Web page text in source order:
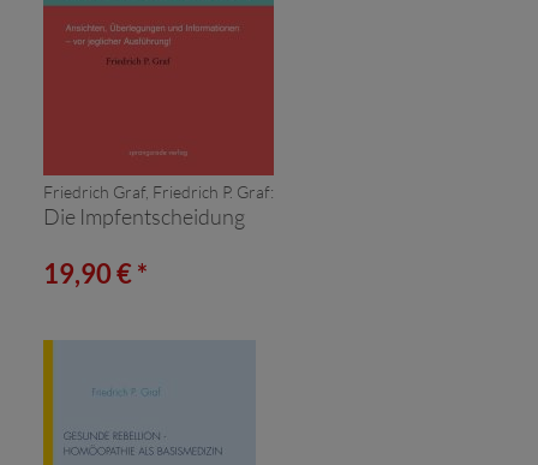
Friedrich Graf, Friedrich P. Graf:
Die Impfentscheidung
19,90 € *